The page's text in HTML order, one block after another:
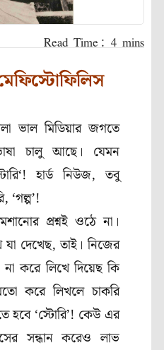
মেফিস্টোফিলিস
ভাল মিডিয়ার জগতে
চালু আছে। যেমন
‘!হার্ড নিউজ,তবু
, ‘গল্প’!
প্রশ্নই ওঠে না।
দেখেছ,তাই। নিজের
না করে লিখে দিয়েছ কি
করে লিখলে চাকরি
হবে ‘স্টোরি’! কেউ এর
সন্ধান করেও লাভ